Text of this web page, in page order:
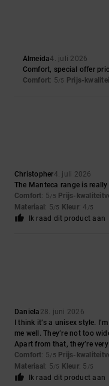
Almeida4. juli 2026
Comfort, special offer
Comfort: 5/5 Prijs-
Christopher4. juli 2026
The Manteca range is
Comfort: 5/5 Prijs-
Materiaal : 5/5 Kleur: 4 /5
Ik raad dit product aan
Daniela 28. juni 2026
I think it’s a unisex style.
me well. They’re not too
Apart from that, they’re
Comfort: 5/5 Prijs-
Materiaal : 5/5 Kleur: 5 /5
Ik raad dit product aan